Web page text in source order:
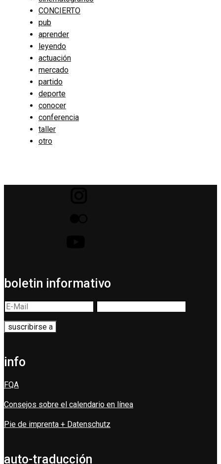
CONCIERTO
pub
aprender
leyendo
actuación
mercado
partido
deporte
conocer
conferencia
taller
otro
boletin informativo
info
FQA
Consejos sobre el calendario en línea
Pie de imprenta + Datenschutz
auto-traducción